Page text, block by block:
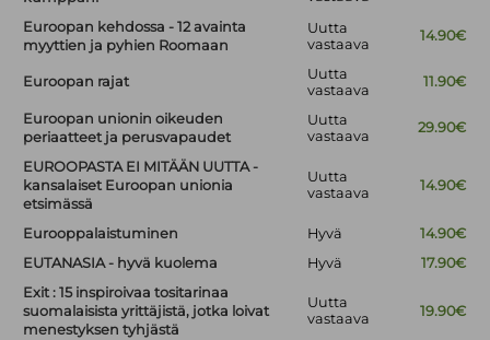
Euroopan kehdossa - 12 avainta
myyttien ja pyhien Roomaan
Uutta
vastaava
14.90€
Euroopan rajat
Uutta
vastaava
11.90€
Euroopan unionin oikeuden
periaatteet ja perusvapaudet
Uutta
vastaava
29.90€
EUROOPASTA EI MITÄÄN UUTTA -
kansalaiset Euroopan unionia
etsimässä
Uutta
vastaava
14.90€
Eurooppalaistuminen Hyvä
14.90€
EUTANASIA - hyvä kuolema
Hyvä
17.90€
Exit : 15 inspiroivaa tositarinaa
suomalaisista yrittäjistä, jotka loivat
menestyksen tyhjästä
Uutta
vastaava
19.90€